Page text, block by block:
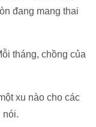
đang mang thai
tháng, chồng của
xu nào cho các
nói.